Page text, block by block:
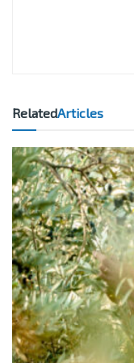
RelatedArticles